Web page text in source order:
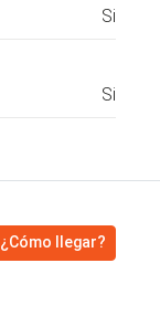
Si
Si
¿Cómo llegar?